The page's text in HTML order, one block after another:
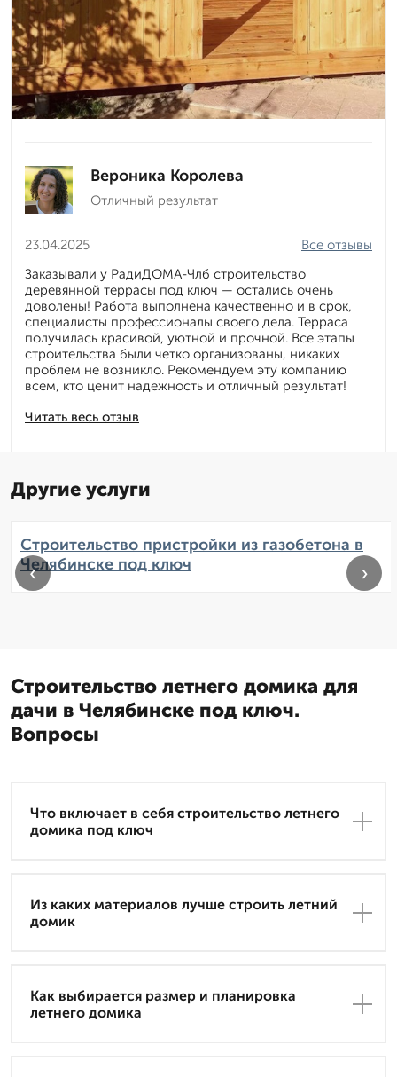
Вероника Королева
Отличный результат
23.04.2025
Читать весь отзыв
Все отзывы
Заказывали у РадиДОМА-Члб строительство
деревянной террасы под ключ — остались очень
доволены! Работа выполнена качественно и в срок,
специалисты профессионалы своего дела. Терраса
получилась красивой, уютной и прочной. Все этапы
строительства были четко организованы, никаких
проблем не возникло. Рекомендуем эту компанию
всем, кто ценит надежность и отличный результат!
Другие услуги
Строительство пристройки из газобетона в
Челябинске под ключ
‹ ›
Строительство летнего домика для
дачи в Челябинске под ключ.
Вопросы
Что включает в себя строительство летнего
домика под ключ
Из каких материалов лучше строить летний
домик
Как выбирается размер и планировка
летнего домика